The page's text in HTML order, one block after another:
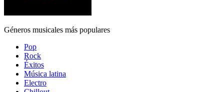
Géneros musicales más populares
Pop
Rock
Éxitos
Música latina
Electro